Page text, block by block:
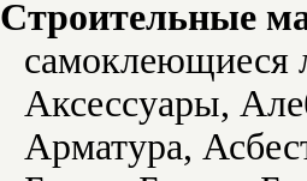
Строительные
самоклеющиеся
Аксессуары,
Арматура,